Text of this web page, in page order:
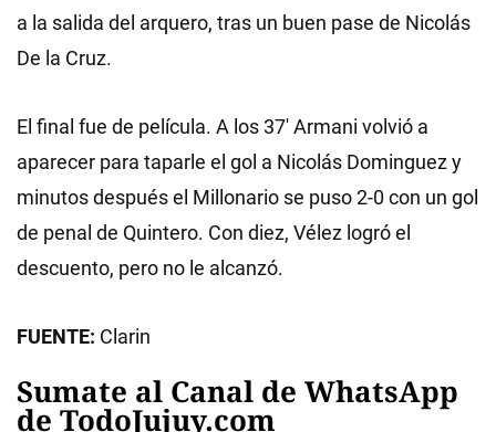
a la salida del arquero, tras un buen pase de Nicolás
De la Cruz.
El final fue de película. A los 37' Armani volvió a
aparecer para taparle el gol a Nicolás Dominguez y
minutos después el Millonario se puso 2-0 con un gol
de penal de Quintero. Con diez, Vélez logró el
descuento, pero no le alcanzó.
FUENTE: Clarin
Sumate al Canal de WhatsApp
de TodoJujuy.com